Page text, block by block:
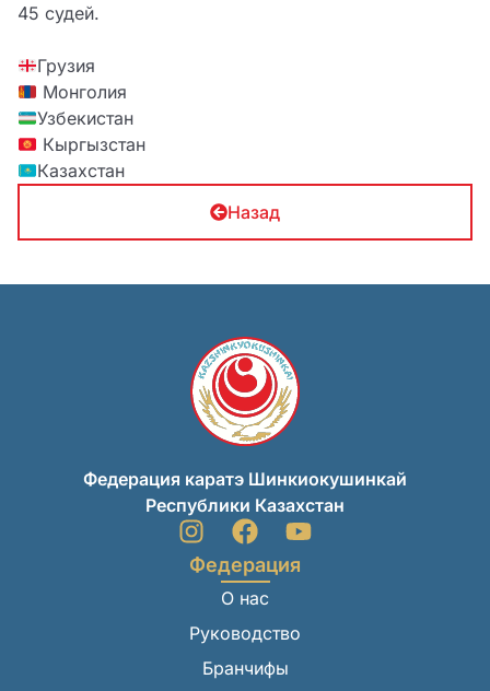
45 судей.
Грузия
Монголия
Узбекистан
Кыргызстан
Казахстан
Назад
Федерация каратэ Шинкиокушинкай
Республики Казахстан
Федерация
О нас
Руководство
Бранчифы